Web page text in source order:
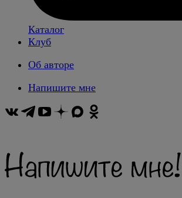
Каталог
Клуб
Об авторе
Напишите мне